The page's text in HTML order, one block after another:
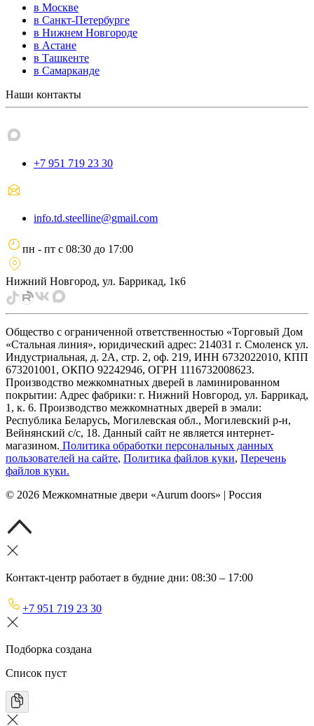
в Москве
в Санкт-Петербурге
в Нижнем Новгороде
в Астане
в Ташкенте
в Самарканде
Наши контакты
+7 951 719 23 30
info.td.steelline@gmail.com
пн - пт с 08:30 до 17:00
Нижний Новгород, ул. Баррикад, 1к6
Общество с ограниченной ответственностью «Торговый Дом
«Стальная линия», юридический адрес: 214031 г. Смоленск ул.
Индустриальная, д. 2А, стр. 2, оф. 219, ИНН 6732022010, КПП
673201001, ОКПО 92242946, ОГРН 1116732008623.
Производство межкомнатных дверей в ламинированном
покрытии: Адрес фабрики: г. Нижний Новгород, ул. Баррикад,
1, к. 6. Производство межкомнатных дверей в эмали:
Республика Беларусь, Могилевская обл., Могилевский р-н,
Вейнянский с/с, 18. Данный сайт не является интернет-
магазином. Политика обработки персональных данных
пользователей на сайте, Политика файлов куки, Перечень
файлов куки.
© 2026 Межкомнатные двери «Aurum doors» | Россия
Контакт-центр работает в будние дни: 08:30 – 17:00
+7 951 719 23 30
Подборка создана
Список пуст